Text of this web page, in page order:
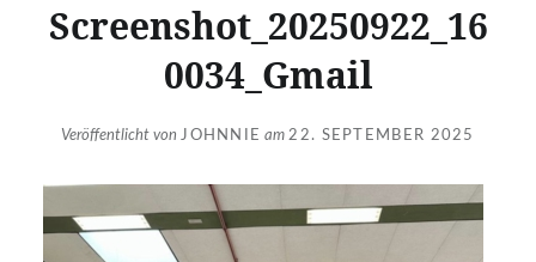
Screenshot_20250922_16
0034_Gmail
Veröffentlicht von JOHNNIE am 22. SEPTEMBER 2025